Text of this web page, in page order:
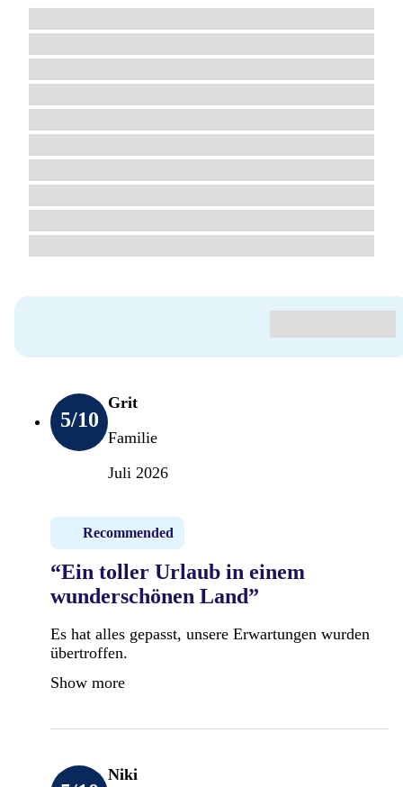
5/10
Grit
Familie
Juli 2026
Recommended
“Ein toller Urlaub in einem
wunderschönen Land”
Es hat alles gepasst, unsere Erwartungen wurden
übertroffen.
Show more
Niki